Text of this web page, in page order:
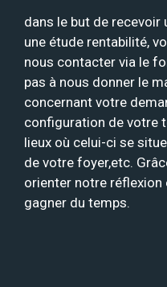
dans le but de recevoir
une étude rentabilité,
nous contacter via le
pas à nous donner le
concernant votre
configuration de votre
lieux où celui-ci se
de votre foyer,etc.
orienter notre
gagner du temps.